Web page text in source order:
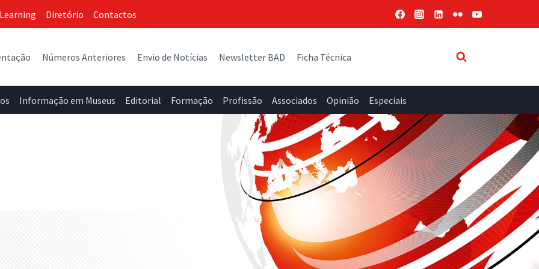
Diretório Contactos
Números Anteriores Envio de Notícias Newsletter BAD Ficha Técnica
Informação em Museus Editorial Formação Profissão Associados Opinião Especiais